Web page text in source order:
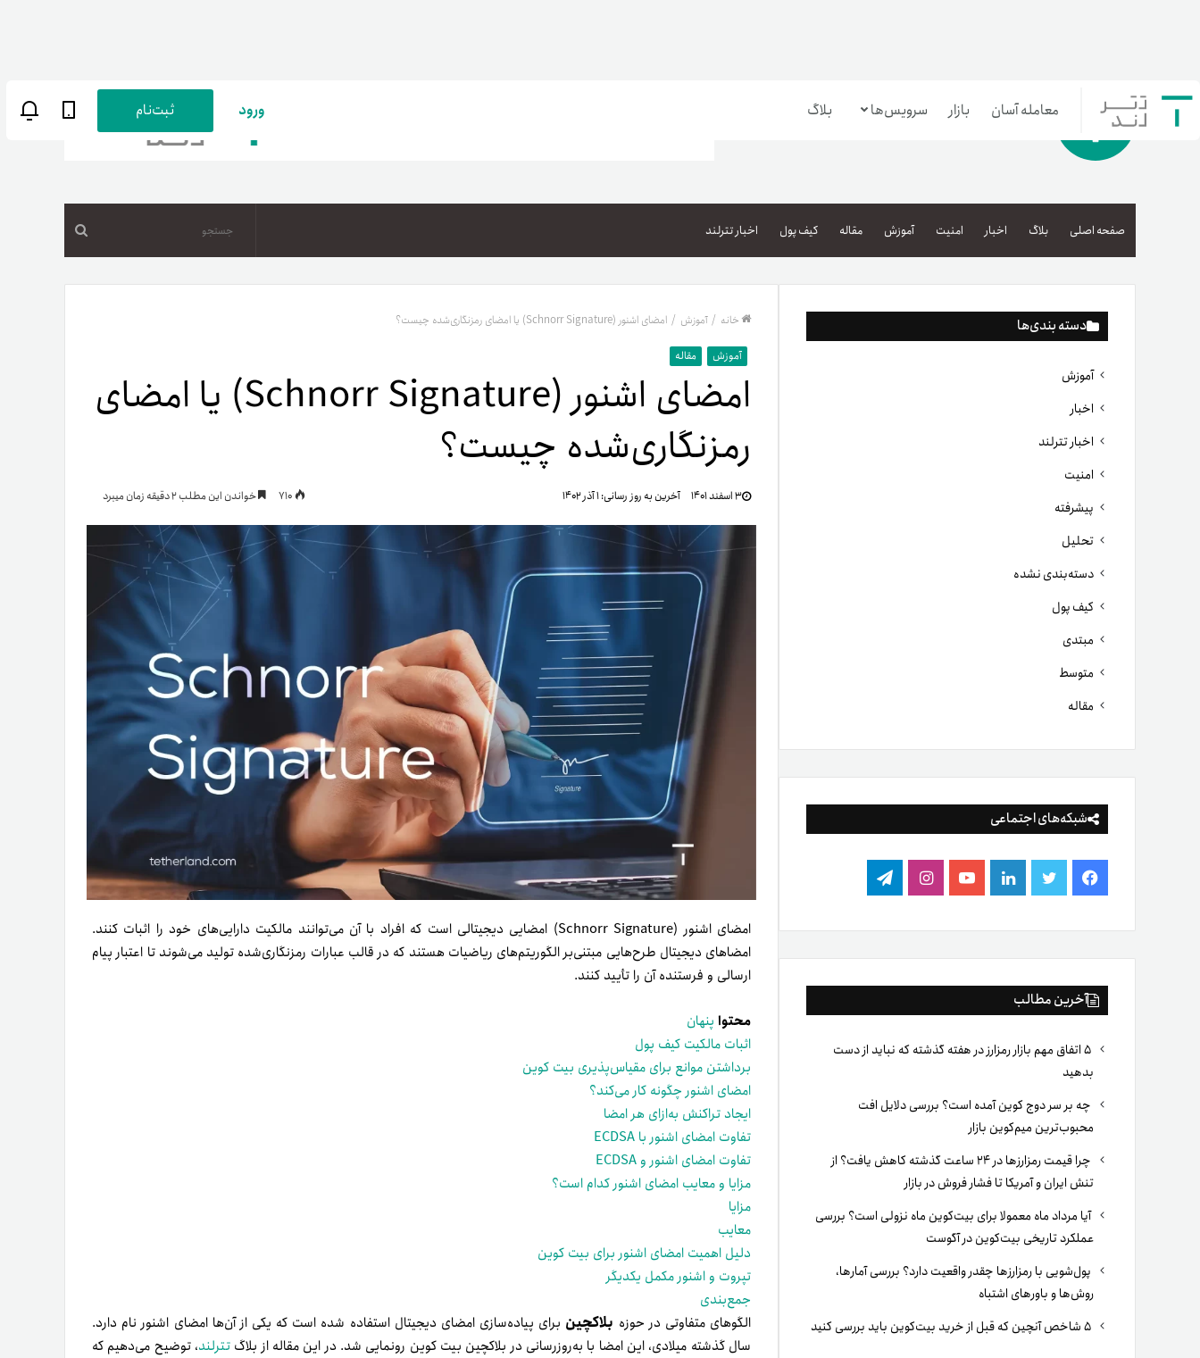
معامله آسان بازار سرویس‌ها
بازار تترلند
سرمایه‌گذاری آسان
پاداش کیف‌پول تومانی
مهر تترلند
بلاگ
زبان پارسی
مشخصات کاربری
حساب‌های بانکی
ورود ثبت‌نام
صفحه اصلی بلاگ اخبار امنیت آموزش مقاله کیف پول اخبار تترلند
دسته بندی‌ها
آموزش
اخبار
اخبار تترلند
امنیت
پیشرفته
تحلیل
دسته‌بندی نشده
کیف پول
مبتدی
متوسط
مقاله
شبکه‌های اجتماعی
فیس
بوک
توییتر لینکدینیوتیوباینستاگرام
تلگرام
آخرین مطالب
۵ اتفاق مهم بازار رمزارز در هفته گذشته که نباید از دست
بدهید
چه بر سر دوج کوین آمده است؟ بررسی دلایل افت
محبوب‌ترین میم‌کوین بازار
چرا قیمت رمزارزها در ۲۴ ساعت گذشته کاهش یافت؟ از
تنش ایران و آمریکا تا فشار فروش در بازار
آیا مرداد ماه معمولا برای بیت‌کوین ماه نزولی است؟ بررسی
عملکرد تاریخی بیت‌کوین در آگوست
پول‌شویی با رمزارزها چقدر واقعیت دارد؟ بررسی آمارها،
روش‌ها و باورهای اشتباه
خانه / آموزش / امضای اشنور (Schnorr Signature) یا امضای رمزنگاری‌شده چیست؟
آموزش مقاله
امضای اشنور (Schnorr Signature) یا امضای
رمزنگاری‌شده چیست؟
۳ اسفند ۱۴۰۱ آخرین به روز رسانی:۱ آذر ۱۴۰۲ خواندن این مطلب 2 دقیقه زمان میبرد
امضای اشنور (Schnorr Signature) امضایی دیجیتالی است که افراد با آن می‌توانند مالکیت دارایی‌های خود را اثبات کنند.
امضاهای دیجیتال طرح‌هایی مبتنی‌بر الگوریتم‌های ریاضیات هستند که در قالب عبارات رمزنگاری‌شده تولید می‌شوند تا اعتبار پیام
ارسالی و فرستنده آن را تأیید کنند.
محتوا پنهان
اثبات مالکیت کیف پول
برداشتن موانع برای مقیاس‌پذیری بیت کوین
امضای اشنور چگونه کار می‌کند؟
ایجاد تراکنش به‌ازای هر امضا
تفاوت امضای اشنور با ECDSA
تفاوت امضای اشنور و ECDSA
مزایا و معایب امضای اشنور کدام است؟
مزایا
معایب
دلیل اهمیت امضای اشنور برای بیت کوین
تپروت و اشنور مکمل یکدیگر
جمع‌بندی
الگوهای متفاوتی در حوزه بلاکچین برای پیاده‌سازی امضای دیجیتال استفاده شده است که یکی از آن‌ها امضای اشنور نام دارد.
سال گذشته میلادی، این امضا با به‌روزرسانی در بلاکچین بیت کوین رونمایی شد. در این مقاله از بلاگ تترلند، توضیح می‌دهیم که